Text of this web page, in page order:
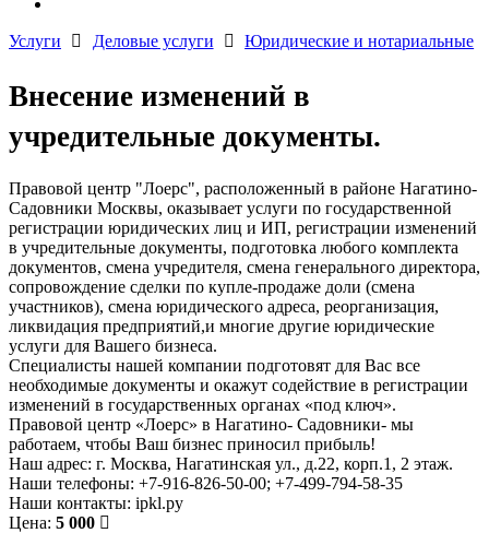
Услуги Деловые услуги Юридические и нотариальные
Внесение изменений в
учредительные документы.
Правовой центр "Лоерс", расположенный в районе Нагатино-
Садовники Москвы, оказывает услуги по государственной
регистрации юридических лиц и ИП, регистрации изменений
в учредительные документы, подготовка любого комплекта
документов, смена учредителя, смена генерального директора,
сопровождение сделки по купле-продаже доли (смена
участников), смена юридического адреса, реорганизация,
ликвидация предприятий,и многие другие юридические
услуги для Вашего бизнеса.
Специалисты нашей компании подготовят для Вас все
необходимые документы и окажут содействие в регистрации
изменений в государственных органах «под ключ».
Правовой центр «Лоерс» в Нагатино- Садовники- мы
работаем, чтобы Ваш бизнес приносил прибыль!
Наш адрес: г. Москва, Нагатинская ул., д.22, корп.1, 2 этаж.
Наши телефоны: +7-916-826-50-00; +7-499-794-58-35
Наши контакты: ipkl.ру
Цена: 5 000